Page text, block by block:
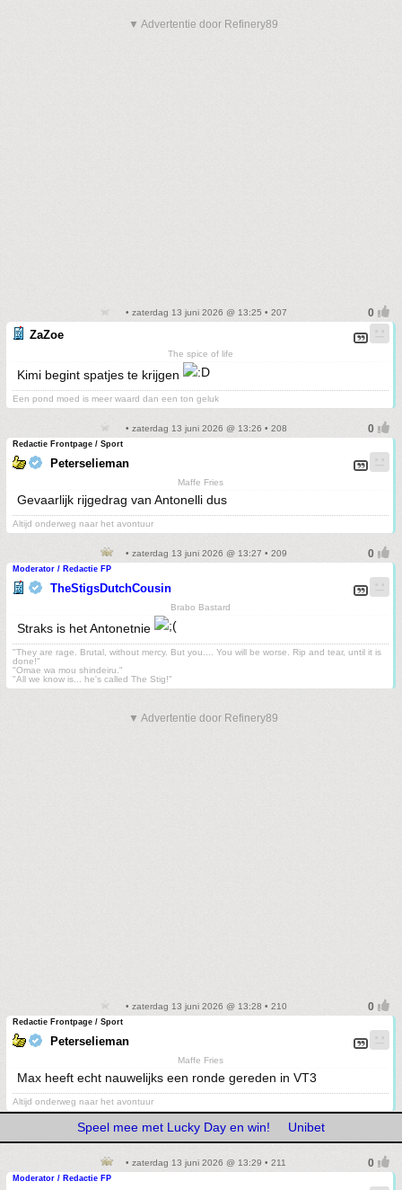
▼ Advertentie door Refinery89
• zaterdag 13 juni 2026 @ 13:25 • 207
ZaZoe
The spice of life
Kimi begint spatjes te krijgen
Een pond moed is meer waard dan een ton geluk
• zaterdag 13 juni 2026 @ 13:26 • 208
Redactie Frontpage / Sport
Peterselieman
Maffe Fries
Gevaarlijk rijgedrag van Antonelli dus
Altijd onderweg naar het avontuur
• zaterdag 13 juni 2026 @ 13:27 • 209
Moderator / Redactie FP
TheStigsDutchCousin
Brabo Bastard
Straks is het Antonetnie
"They are rage. Brutal, without mercy. But you.... You will be worse. Rip and tear, until it is
done!"
"Omae wa mou shindeiru."
"All we know is... he's called The Stig!"
▼ Advertentie door Refinery89
• zaterdag 13 juni 2026 @ 13:28 • 210
Redactie Frontpage / Sport
Peterselieman
Maffe Fries
Max heeft echt nauwelijks een ronde gereden in VT3
Altijd onderweg naar het avontuur
Speel mee met Lucky Day en win! Unibet
• zaterdag 13 juni 2026 @ 13:29 • 211
Moderator / Redactie FP